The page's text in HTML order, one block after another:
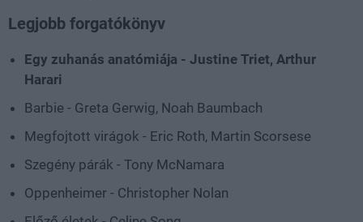
Legjobb forgatókönyv
Egy zuhanás anatómiája - Justine Triet, Arthur
Harari
Barbie - Greta Gerwig, Noah Baumbach
Megfojtott virágok - Eric Roth, Martin Scorsese
Szegény párák - Tony McNamara
Oppenheimer - Christopher Nolan